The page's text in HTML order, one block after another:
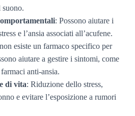
: Possono aiutare i
e l’ansia associati all’acufene.
esiste un farmaco specifico per
aiutare a gestire i sintomi, come
anti-ansia.
di vita: Riduzione dello stress,
e evitare l’esposizione a rumori